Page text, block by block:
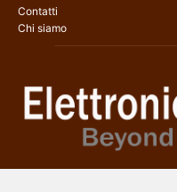
Contatti
Chi siamo